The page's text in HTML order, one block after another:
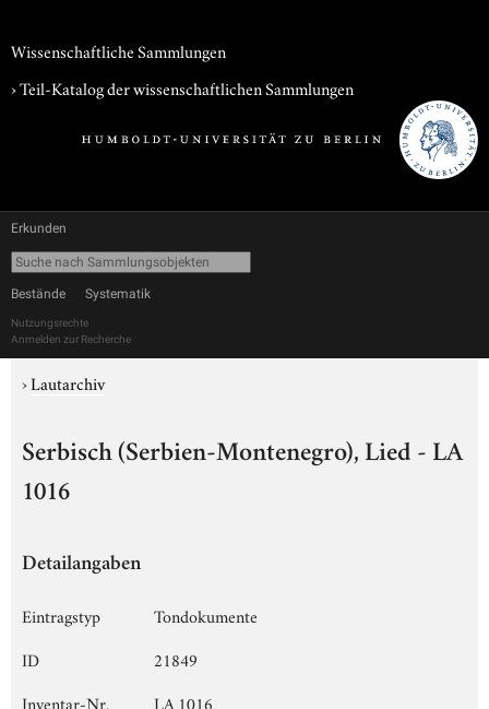
Wissenschaftliche Sammlungen
› Teil-Katalog der wissenschaftlichen Sammlungen
Erkunden
Bestände Systematik
Nutzungsrechte
Anmelden zur Recherche
›Lautarchiv
Serbisch (Serbien-Montenegro), Lied - LA
1016
Detailangaben
Eintragstyp
Tondokumente
ID
21849
Inventar-Nr.
LA 1016